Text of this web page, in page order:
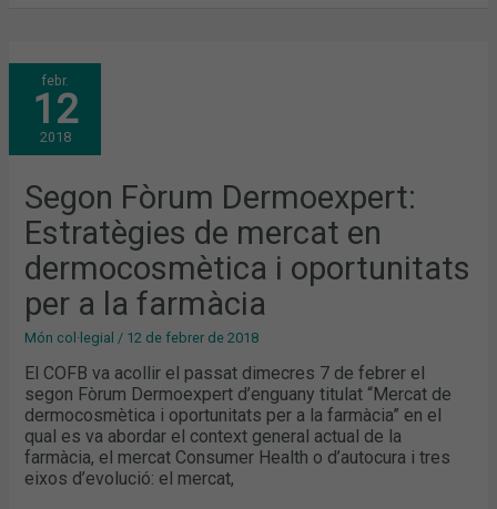
febr.
12
2018
Segon Fòrum Dermoexpert:
Estratègies de mercat en
dermocosmètica i oportunitats
per a la farmàcia
Món col·legial / 12 de febrer de 2018
El COFB va acollir el passat dimecres 7 de febrer el
segon Fòrum Dermoexpert d’enguany titulat “Mercat de
dermocosmètica i oportunitats per a la farmàcia” en el
qual es va abordar el context general actual de la
farmàcia, el mercat Consumer Health o d’autocura i tres
eixos d’evolució: el mercat,
SEGON
FÒRUM
DERMOEXPERT:
ESTRATÈGIES
DE
MERCAT
EN
OPORTUNITATS
PER
A
LA